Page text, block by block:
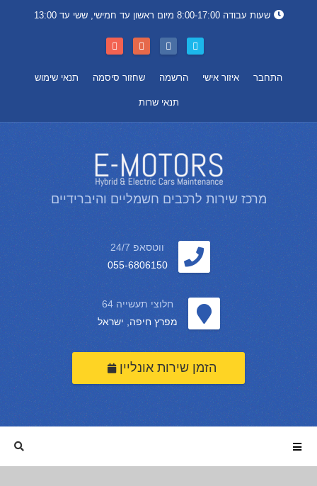
שעות עבודה 8:00-17:00 מיום ראשון עד חמישי, ששי עד 13:00
התחבר איזור אישי הרשמה שחזור סיסמה תנאי שימוש
תנאי שרות
מרכז שירות לרכבים חשמליים והיברידיים
ווטסאפ 24/7
055-6806150
חלוצי תעשייה 64
מפרץ חיפה, ישראל
הזמן שירות אונליין